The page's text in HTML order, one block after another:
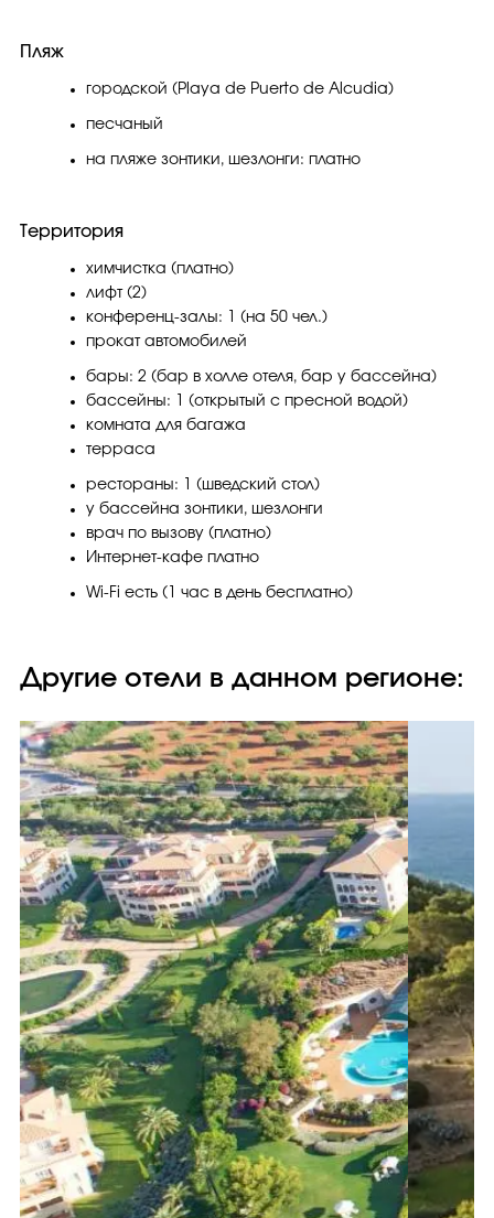
Пляж
городской (Playa de Puerto de Alcudia)
песчаный
на пляже зонтики, шезлонги: платно
Территория
химчистка (платно)
лифт (2)
конференц-залы: 1 (на 50 чел.)
прокат автомобилей
бары: 2 (бар в холле отеля, бар у бассейна)
бассейны: 1 (открытый с пресной водой)
комната для багажа
терраса
рестораны: 1 (шведский стол)
у бассейна зонтики, шезлонги
врач по вызову (платно)
Интернет-кафе платно
Wi-Fi есть (1 час в день бесплатно)
Другие отели в данном регионе: